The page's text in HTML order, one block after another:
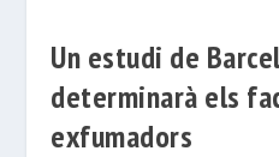
Un estudi de
determinarà els
exfumadors